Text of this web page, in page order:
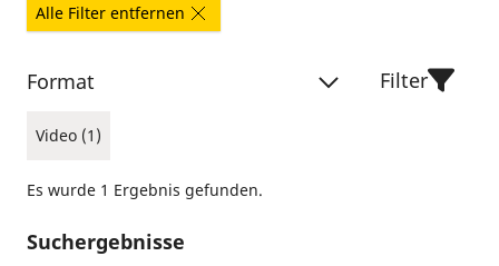
Alle Filter entfernen
Format
Video (1)
Filter
Es wurde 1 Ergebnis gefunden.
Suchergebnisse